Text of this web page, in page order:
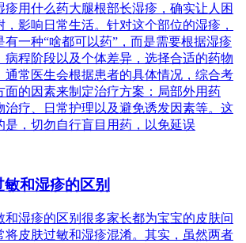
疹用什么药大腿根部长湿疹，确实让人困
，影响日常生活。针对这个部位的湿疹，
有一种“啥都可以药”，而是需要根据湿疹
病程阶段以及个体差异，选择合适的药物
通常医生会根据患者的具体情况，综合考
面的因素来制定治疗方案：局部外用药
治疗、日常护理以及避免诱发因素等。这
是，切勿自行盲目用药，以免延误
和湿疹的区别
和湿疹的区别很多家长都为宝宝的皮肤问
将皮肤过敏和湿疹混淆。其实，虽然两者